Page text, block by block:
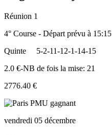
Réunion 1
4° Course - Départ prévu à 15:15
Quinte
5-2-11-12-1-14-15
2.0 €-NB de fois la mise: 21
2776.40 €
vendredi 05 décembre